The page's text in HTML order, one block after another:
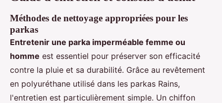
Méthodes de nettoyage appropriées pour les
parkas
Entretenir une parka imperméable femme ou
homme est essentiel pour préserver son efficacité
contre la pluie et sa durabilité. Grâce au revêtement
en polyuréthane utilisé dans les parkas Rains,
l'entretien est particulièrement simple. Un chiffon